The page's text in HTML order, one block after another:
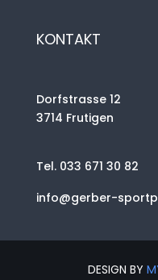
KONTAKT
Dorfstrasse 12
3714 Frutigen
Tel. 033 671 30 82
info@gerber-
DESIGN BY